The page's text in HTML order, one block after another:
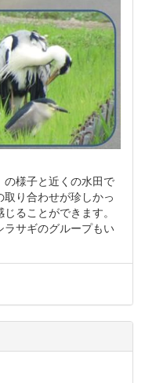
様子と近くの水田で
り合わせが珍しかっ
ることができます。
サギのグループもい